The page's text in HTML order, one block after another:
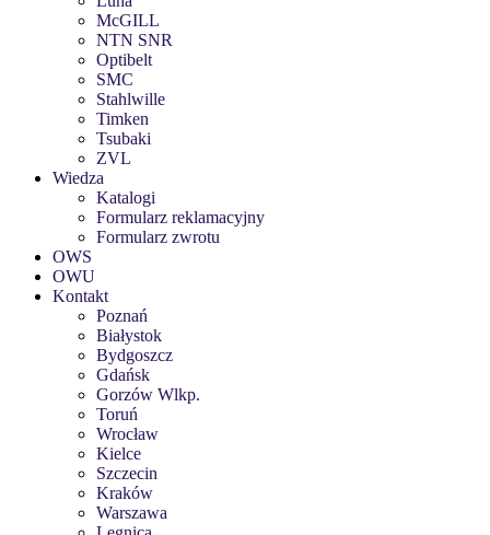
McGILL
NTN SNR
Optibelt
SMC
Stahlwille
Timken
Tsubaki
ZVL
Wiedza
Katalogi
Formularz reklamacyjny
Formularz zwrotu
OWS
OWU
Kontakt
Poznań
Białystok
Bydgoszcz
Gdańsk
Gorzów Wlkp.
Toruń
Wrocław
Kielce
Szczecin
Kraków
Warszawa